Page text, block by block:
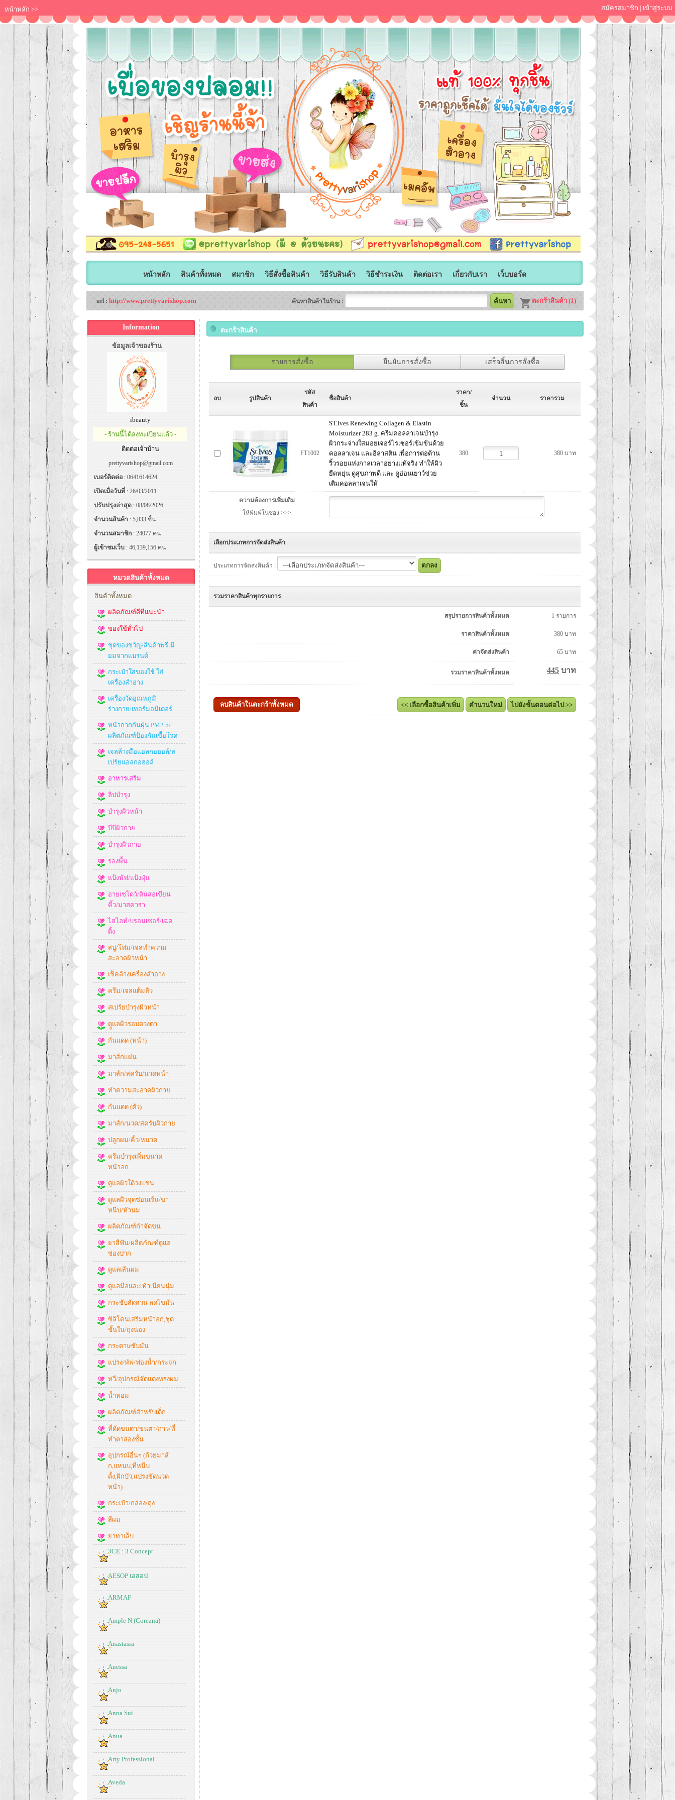
หน้าหลัก >> สมัครสมาชิก | เข้าสู่ระบบ
หน้าหลัก สินค้าทั้งหมด สมาชิก วิธีสั่งซื้อสินค้า วิธีรับสินค้า วิธีชำระเงิน ติดต่อเรา เกี่ยวกับเรา เว็บบอร์ด
ตะกร้าสินค้า (1)
url : http://www.prettyvarishop.com ค้นหาสินค้าในร้าน :
Information
ข้อมูลเจ้าของร้าน
ibeauty
- ร้านนี้ได้ลงทะเบียนแล้ว -
ติดต่อเจ้าบ้าน
prettyvarishop@gmail.com
เบอร์ติดต่อ : 0641614624
เปิดเมื่อวันที่ : 26/03/2011
ปรับปรุงล่าสุด : 08/08/2026
จำนวนสินค้า : 5,833 ชิ้น
จำนวนสมาชิก : 24077 คน
ผู้เข้าชมเว็บ : 46,139,156 คน
หมวดสินค้าทั้งหมด
สินค้าทั้งหมด
ผลิตภัณฑ์ดีที่แนะนำ
ของใช้ทั่วไป
ชุดของขวัญ/สินค้าพรีเมี่
ยมจากแบรนด์
กระเป๋าใส่ของใช้ ใส่
เครื่องสำอาง
เครื่องวัดอุณหภูมิ
ร่างกาย/เทอร์มอมิเตอร์
หน้ากากกันฝุ่น PM2.5/
ผลิตภัณฑ์ป้องกันเชื้อโรค
เจลล้างมือแอลกอฮอล์/ส
เปร์ยแอลกอฮอล์
อาหารเสริม
ลิปบำรุง
บำรุงผิวหน้า
บีบีผิวกาย
บำรุงผิวกาย
รองพื้น
แป้งพัฟ/แป้งฝุ่น
อายเชโดว์/ดินสอเขียน
คิ้ว/มาสคาร่า
ไฮไลท์/บรอนเซอร์/เฉด
ดิ้ง
สบู่/โฟม/เจลทำความ
สะอาดผิวหน้า
เช็คล้างเครื่องสำอาง
ครีม/เจลแต้มสิว
สเปร์ยบำรุงผิวหน้า
ดููแลผิวรอบดวงตา
กันแดด (หน้า)
มาส์กแผ่น
มาส์ก/สครับ/นวดหน้า
ทำความสะอาดผิวกาย
กันแดด (ตัว)
มาส์ก/นวด/สครับผิวกาย
ปลูกผม/คิ้ว/หนวด
ครีมบำรุงเพิ่มขนาด
หน้าอก
ดูแลผิวใต้วงแขน
ดูแลผิวจุดซ่อนเร้น/ขา
หนีบ/หัวนม
ผลิตภัณฑ์กำจัดขน
ยาสีฟัน/ผลิตภัณฑ์ดูแล
ช่องปาก
ดูแลเส้นผม
ดูแลมือและเท้าเนียนนุ่ม
กระชับสัดส่วน ลดไขมัน
ซิลิโคนเสริมหน้าอก,ชุด
ชั้นใน/ถุงน่อง
กระดาษซับมัน
แปรง/พัฟ/ฟองน้ำ/กระจก
หวี/อุปกรณ์จัดแต่งทรงผม
น้ำหอม
ผลิตภัณฑ์สำหรับเด็ก
ที่ดัดขนตา/ขนตา/กาว/ที่
ทำตาสองชั้น
อุปกรณ์อื่นๆ (ถ้วยมาส์
ก,แหนบ,ที่หนีบ
ดั้ง,ฝักบัว,แปรงขัดนวด
หน้า)
กระเป๋า/กล่อง/ถุง
สีผม
ยาทาเล็บ
3CE : 3 Concept
AESOP เอสอป
ARMAF
Ample N (Coreana)
Anastasia
Anessa
Anjo
Anna Sui
Anua
Arty Professional
Aveda
ตะกร้าสินค้า
รายการสั่งซื้อ ยืนยันการสั่งซื้อ เสร็จสิ้นการสั่งซื้อ
ลบ รูปสินค้า
รหัส
สินค้า
ชื่อสินค้า
ราคา/
ชิ้น
จำนวน ราคารวม
FT1002
ST.Ives Renewing Collagen & Elastin
Moisturizer 283 g. ครีมคอลลาเจนบำรุง
ผิวกระจ่างใสมอยเจอร์ไรเซอร์เข้มข้นด้วย
คอลลาเจน และอิลาสติน เพื่อการต่อต้าน
ริ้วรอยแห่งกาลเวลาอย่างแท้จริง ทำให้ผิว
ยืดหยุ่น ดูสุขภาพดี และ ดูอ่อนเยาว์ช่วย
เติมคอลลาเจนให้
380 380 บาท
ความต้องการเพิ่มเติม
ให้พิมพ์ในช่อง >>>
เลือกประเภทการจัดส่งสินค้า
ประเภทการจัดส่งสินค้า :
รวมราคาสินค้าทุกรายการ
สรุปรายการสินค้าทั้งหมด 1 รายการ
ราคาสินค้าทั้งหมด 380 บาท
ค่าจัดส่งสินค้า 65 บาท
รวมราคาสินค้าทั้งหมด 445 บาท